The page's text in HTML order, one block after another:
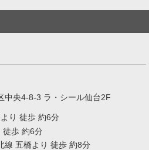
中央4-8-3 ラ・シール仙台2F
り 徒歩 約6分
徒歩 約6分
線 五橋より 徒歩 約8分